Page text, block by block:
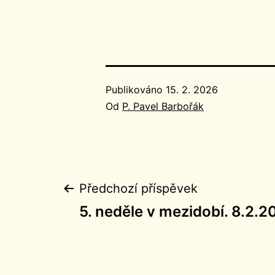
Publikováno 15. 2. 2026
Od P. Pavel Barbořák
Navigace
Předchozí příspěvek
5. neděle v mezidobí.